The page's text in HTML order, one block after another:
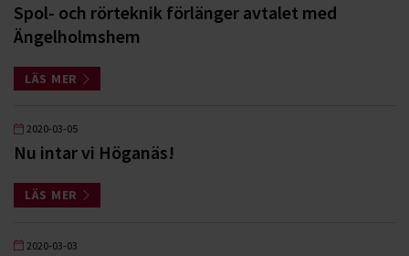
Spol- och rörteknik förlänger avtalet med
Ängelholmshem
LÄS MER
2020-03-05
Nu intar vi Höganäs!
LÄS MER
2020-03-03